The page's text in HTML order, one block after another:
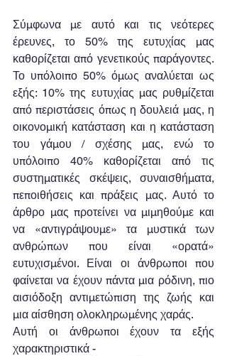
Σύμφωνα με αυτό και τις νεότερες
έρευνες, το 50% της ευτυχίας µας
καθορίζεται από γενετικούς παράγοντες.
Το υπόλοιπο 50% όμως αναλύεται ως
εξής: 10% της ευτυχίας µας ρυθμίζεται
από περιστάσεις όπως η δουλειά µας, η
οικονομική κατάσταση και η κατάσταση
του γάμου / σχέσης µας, ενώ το
υπόλοιπο 40% καθορίζεται από τις
συστηματικές σκέψεις, συναισθήματα,
πεποιθήσεις και πράξεις µας. Αυτό το
άρθρο μας προτείνει να μιμηθούμε και
να «αντιγράψουμε» τα μυστικά των
ανθρώπων που είναι «ορατά»
ευτυχισμένοι. Είναι οι άνθρωποι που
φαίνεται να έχουν πάντα μια ρόδινη, πιο
αισιόδοξη αντιμετώπιση της ζωής και
μια αίσθηση ολοκληρωμένης χαράς.
Αυτή οι άνθρωποι έχουν τα εξής
χαρακτηριστικά -